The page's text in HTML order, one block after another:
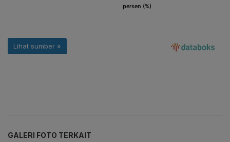
GALERI FOTO TERKAIT